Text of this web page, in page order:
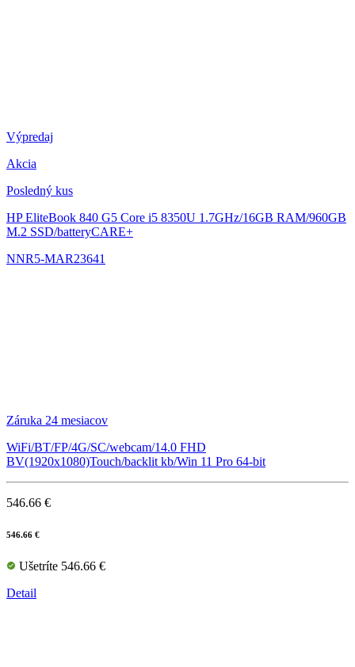
Výpredaj
Akcia
Posledný kus
HP EliteBook 840 G5 Core i5 8350U 1.7GHz/16GB RAM/960GB
M.2 SSD/batteryCARE+
NNR5-MAR23641
Záruka 24 mesiacov
WiFi/BT/FP/4G/SC/webcam/14.0 FHD
BV(1920x1080)Touch/backlit kb/Win 11 Pro 64-bit
546.66 €
546.66 €
Ušetríte 546.66 €
Detail